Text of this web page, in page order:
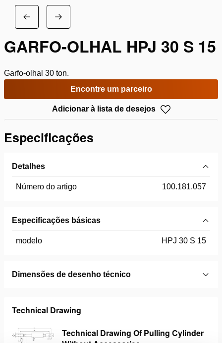
GARFO-OLHAL HPJ 30 S 15
Garfo-olhal 30 ton.
Encontre um parceiro
Adicionar à lista de desejos
Especificações
Detalhes
Número do artigo 100.181.057
Especificações básicas
modelo HPJ 30 S 15
Dimensões de desenho técnico
Technical Drawing
Technical Drawing Of Pulling Cylinder